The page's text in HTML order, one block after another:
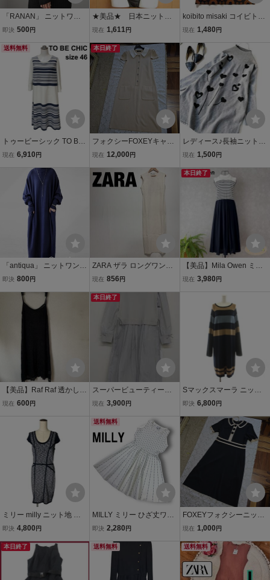
「RANAN」 ニットワン
ピース L ブラック レディ
即決 500 円
★美品★ 日本ニット N
ikki 水着 スイムウェ
ース 13Lサイズ 大きい
サイズ SW14220
現在 1,611円
koibito misaki コイビトミ
サキ ワンピース ニット 半
42628-73
現在 1,480 円
送料無料
トゥービーシック TO BE
CHIC サマーニット ワン
ーブ ミモレ丈 ボーダー 白
紺 綿混 46 3L レディース
Z6D611
現在 6,910 円
本日終了
フォクシーFOXEYキャッ
プスリーブニットワンピ
ットワンピース
現在 12,000 円
レディース♪長袖ニットワ
ンピース ハート柄♪M-Lサ
ース 260806nd【4点同梱
で送料無料】
現在 1,500 円
「antiqua」 ニットワンピ
ース ONESIZE ネイビー
即決 800 円
ZARA ザラ ロングワンピ
ース ノースリーブ ニット
スカート マキシワンピー
ス 総柄 オフホワイト アイ
ボリー L
現在 856 円
本日終了
【美品】Mila Owen ミラ
オーウェン ノースリーハ
グワンピース ０ ブラ
ック 09WNO232095
現在 3,980 円
【美品】Raf Raf 透かし編
みニット キャミワンピ
現在 600 円
本日終了
スーパービューティー
ニットタフタ切替ワンピ
現在 3,900 円
Sマックスマーラ ニット
ワンピース タイト ミモレ
ール L 紺 ネイビー ベージ
ュ 水色 9326303
即決 6,800 円
ミリー milly ニット地 ワ
ンピース ショートスリー
GY06 レディース
即決 4,800 円
送料無料
MILLY ミリー ひざ丈ワン
ピース ノースリーブ フレ
ストレッチ 白 ホワイト P
◆送料無料◆YC2458
即決 2,280 円
FOXEYフォクシーニット
ワンピース40 ブラック 半
現在 1,000 円
本日終了 送料無料 送料無料